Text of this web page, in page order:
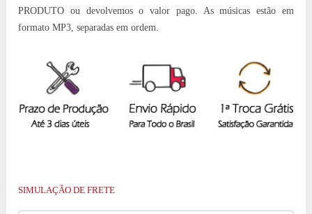
PRODUTO ou devolvemos o valor pago. As músicas estão em
formato MP3, separadas em ordem.
SIMULAÇÃO DE FRETE